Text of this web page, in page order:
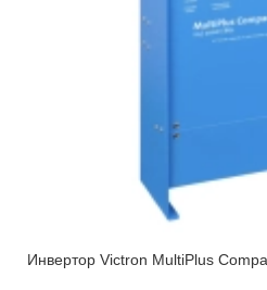
Инвертор Victron MultiPlus